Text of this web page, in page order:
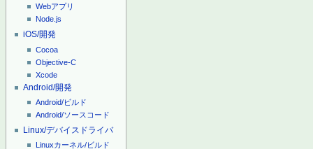
Webアプリ
Node.js
iOS/開発
Cocoa
Objective-C
Xcode
Android/開発
Android/ビルド
Android/ソースコード
Linux/デバイスドライバ
Linuxカーネル/ビルド